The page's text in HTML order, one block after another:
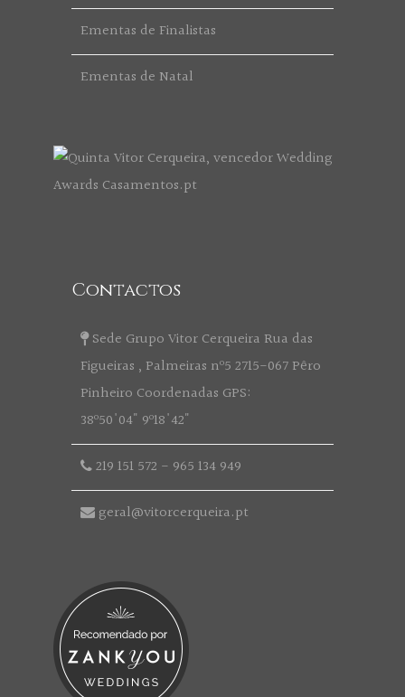
Ementas de Finalistas
Ementas de Natal
Contactos
Sede Grupo Vitor Cerqueira Rua das
Figueiras , Palmeiras nº5 2715-067 Pêro
Pinheiro Coordenadas GPS:
38º50'04" 9º18'42"
219 151 572 - 965 134 949
geral@vitorcerqueira.pt